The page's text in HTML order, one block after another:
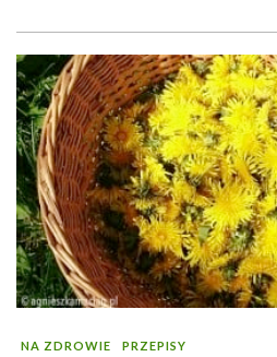
NA ZDROWIE PRZEPISY